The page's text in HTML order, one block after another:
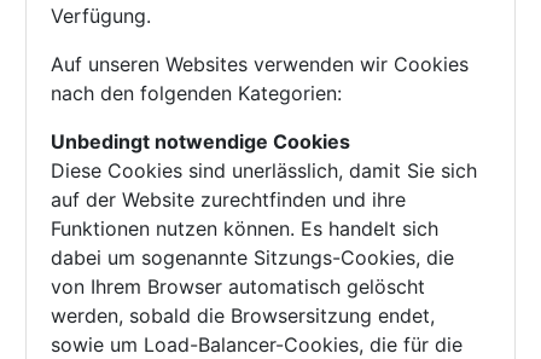
Verfügung.
Auf unseren Websites verwenden wir Cookies
nach den folgenden Kategorien:
Unbedingt notwendige Cookies
Diese Cookies sind unerlässlich, damit Sie sich
auf der Website zurechtfinden und ihre
Funktionen nutzen können. Es handelt sich
dabei um sogenannte Sitzungs-Cookies, die
von Ihrem Browser automatisch gelöscht
werden, sobald die Browsersitzung endet,
sowie um Load-Balancer-Cookies, die für die